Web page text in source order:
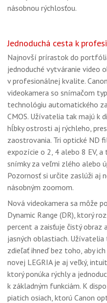
násobnou rýchlosťou.
Jednoduchá cesta k
Najnovší prírastok do
jednoduché vytváranie video
v profesionálnej kvalite.
videokamera so snímačom
technológiu automatického
CMOS. Užívatelia tak majú k
hĺbky ostrosti aj rýchleho,
zaostrovania. Tri optické ND
expozície o 2, 4 alebo 8 EV,
snímky za veľmi zlého alebo
Pozornosť si určite zaslúži aj
násobným zoomom.
Nová videokamera sa môže
Dynamic Range (DR), ktorý
percent a zaisťuje čistý obraz
jasných oblastiach.
zdieľať ihneď bez toho, aby
novej LEGRIA je aj veľký,
ktorý ponúka rýchly a
k základným funkciám. K
piatich osiach, ktorú Canon